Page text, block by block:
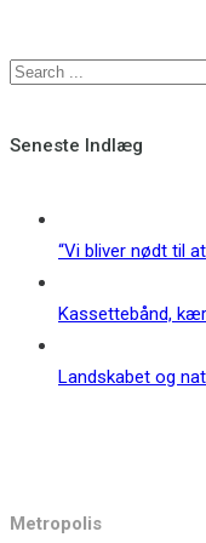
Seneste Indlæg
“Vi bliver nødt til
Kassettebånd,
Landskabet og
Metropolis